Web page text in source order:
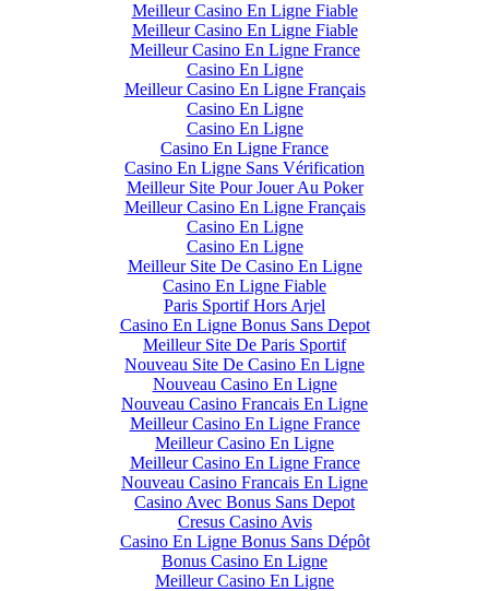
Meilleur Casino En Ligne Fiable
Meilleur Casino En Ligne Fiable
Meilleur Casino En Ligne France
Casino En Ligne
Meilleur Casino En Ligne Français
Casino En Ligne
Casino En Ligne
Casino En Ligne France
Casino En Ligne Sans Vérification
Meilleur Site Pour Jouer Au Poker
Meilleur Casino En Ligne Français
Casino En Ligne
Casino En Ligne
Meilleur Site De Casino En Ligne
Casino En Ligne Fiable
Paris Sportif Hors Arjel
Casino En Ligne Bonus Sans Depot
Meilleur Site De Paris Sportif
Nouveau Site De Casino En Ligne
Nouveau Casino En Ligne
Nouveau Casino Francais En Ligne
Meilleur Casino En Ligne France
Meilleur Casino En Ligne
Meilleur Casino En Ligne France
Nouveau Casino Francais En Ligne
Casino Avec Bonus Sans Depot
Cresus Casino Avis
Casino En Ligne Bonus Sans Dépôt
Bonus Casino En Ligne
Meilleur Casino En Ligne